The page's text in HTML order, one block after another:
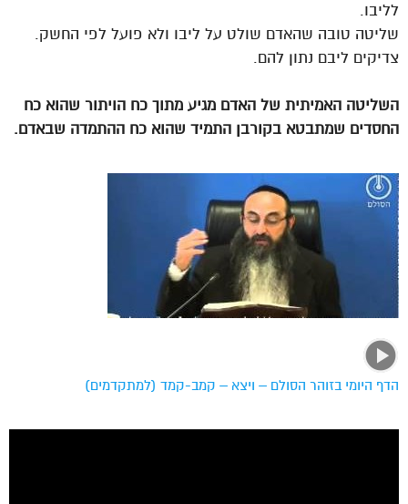
לליבו.
שליטה טובה שהאדם שולט על ליבו ולא פועל לפי החשק.
צדיקים ליבם נתון להם.
השליטה האמיתית של האדם מגיע מתוך כח הויתור שהוא כח
החסדים שמתבטא בקורבן התמיד שהוא כח ההתמדה שבאדם.
הדף היומי בזוהר הסולם – ויצא – קמב-קמד (למתקדמים)